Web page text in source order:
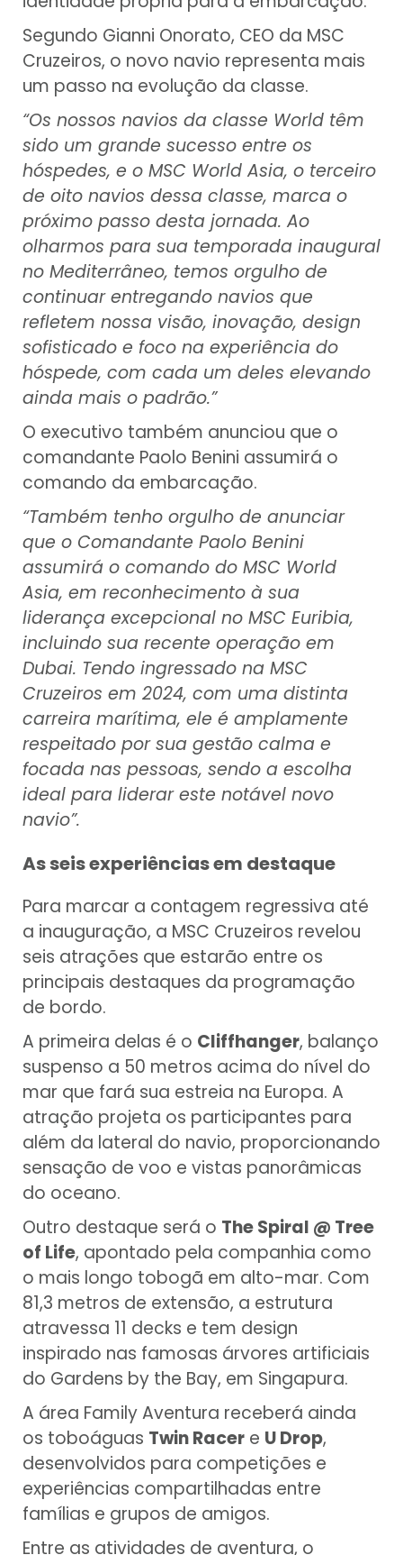
Segundo Gianni Onorato, CEO da MSC
Cruzeiros, o novo navio representa mais
um passo na evolução da classe.
“Os nossos navios da classe World têm
sido um grande sucesso entre os
hóspedes, e o MSC World Asia, o terceiro
de oito navios dessa classe, marca o
próximo passo desta jornada. Ao
olharmos para sua temporada inaugural
no Mediterrâneo, temos orgulho de
continuar entregando navios que
refletem nossa visão, inovação, design
sofisticado e foco na experiência do
hóspede, com cada um deles elevando
ainda mais o padrão.”
O executivo também anunciou que o
comandante Paolo Benini assumirá o
comando da embarcação.
“Também tenho orgulho de anunciar
que o Comandante Paolo Benini
assumirá o comando do MSC World
Asia, em reconhecimento à sua
liderança excepcional no MSC Euribia,
incluindo sua recente operação em
Dubai. Tendo ingressado na MSC
Cruzeiros em 2024, com uma distinta
carreira marítima, ele é amplamente
respeitado por sua gestão calma e
focada nas pessoas, sendo a escolha
ideal para liderar este notável novo
navio”.
As seis experiências em destaque
Para marcar a contagem regressiva até
a inauguração, a MSC Cruzeiros revelou
seis atrações que estarão entre os
principais destaques da programação
de bordo.
A primeira delas é o Cliffhanger, balanço
suspenso a 50 metros acima do nível do
mar que fará sua estreia na Europa. A
atração projeta os participantes para
além da lateral do navio, proporcionando
sensação de voo e vistas panorâmicas
do oceano.
Outro destaque será o The Spiral @ Tree
of Life, apontado pela companhia como
o mais longo tobogã em alto-mar. Com
81,3 metros de extensão, a estrutura
atravessa 11 decks e tem design
inspirado nas famosas árvores artificiais
do Gardens by the Bay, em Singapura.
A área Family Aventura receberá ainda
os toboáguas Twin Racer e U Drop,
desenvolvidos para competições e
experiências compartilhadas entre
famílias e grupos de amigos.
Entre as atividades de aventura, o